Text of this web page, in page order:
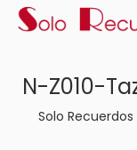
N-Z010-
Solo Recuerdos